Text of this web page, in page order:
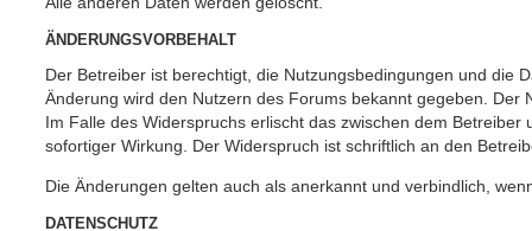
ÄNDERUNGSVORBEHALT
Der Betreiber ist berechtigt, die Nutzungsbedingungen und die
Änderung wird den Nutzern des Forums bekannt gegeben.
Im Falle des Widerspruchs erlischt das zwischen dem
sofortiger Wirkung. Der Widerspruch ist schriftlich an den
Die Änderungen gelten auch als anerkannt und verbindlich,
DATENSCHUTZ